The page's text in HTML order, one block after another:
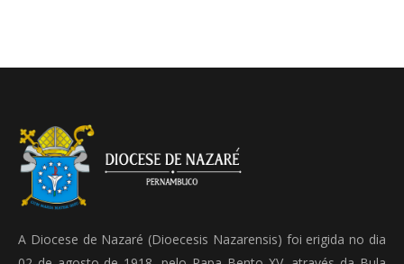
A Diocese de Nazaré (Dioecesis Nazarensis) foi erigida no dia